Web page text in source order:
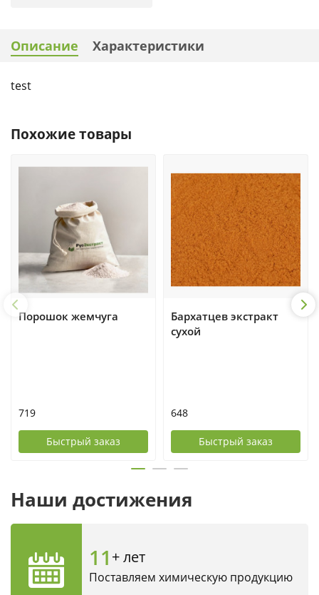
Описание Характеристики
test
Похожие товары
Порошок жемчуга
719
Быстрый заказ
Бархатцев экстракт
сухой
648
Быстрый заказ
Наши достижения
11 + лет
Поставляем химическую продукцию